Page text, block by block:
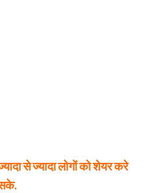
से ज्यादा लोगों को शेयर करे